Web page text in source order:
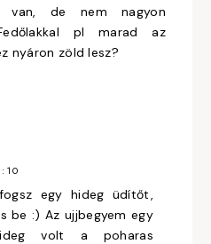
van, de nem nagyon
pl marad az
nyáron zöld lesz?
egy hideg üdítőt,
be :) Az ujjbegyem egy
volt a poharas